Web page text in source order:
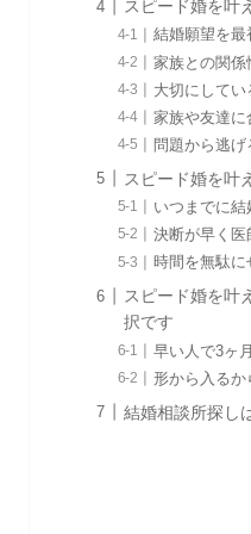
スピード婚を叶
結婚願望を最
家族との関係
大切にして
家族や友達に
問題から逃げ
スピード婚を叶
いつまでに結
決断が早く医
時間を無駄に
スピード婚を叶
択です
早い人で3ヶ
形から入るか
結婚相談所探し